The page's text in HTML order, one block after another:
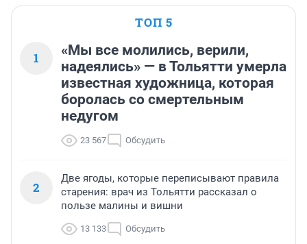
ТОП 5
1
«Мы все молились, верили,
надеялись» — в Тольятти умерла
известная художница, которая
боролась со смертельным
недугом
23 567 Обсудить
2
Две ягоды, которые переписывают правила
старения: врач из Тольятти рассказал о
пользе малины и вишни
13 133 Обсудить